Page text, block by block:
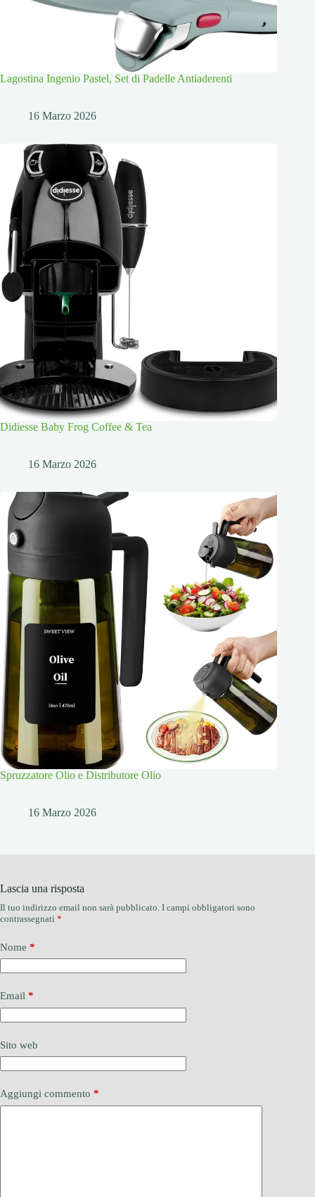
Lagostina Ingenio Pastel, Set di Padelle Antiaderenti
16 Marzo 2026
Didiesse Baby Frog Coffee & Tea
16 Marzo 2026
Spruzzatore Olio e Distributore Olio
16 Marzo 2026
Lascia una risposta
Il tuo indirizzo email non sarà pubblicato. I campi obbligatori sono
contrassegnati *
Nome *
Email *
Sito web
Aggiungi commento *